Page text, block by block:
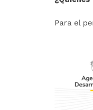
Para el